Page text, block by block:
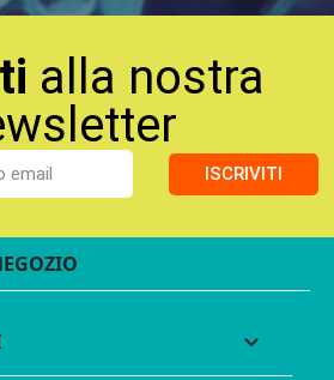
alla nostra
ISCRIVITI
